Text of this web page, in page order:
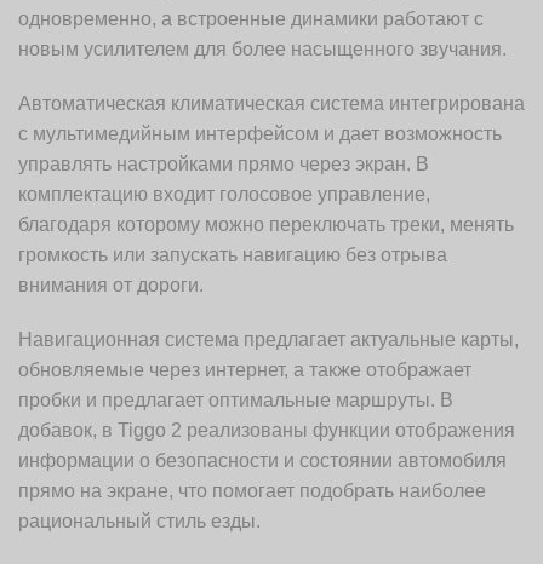
одновременно, а встроенные динамики работают с
новым усилителем для более насыщенного звучания.
Автоматическая климатическая система интегрирована
с мультимедийным интерфейсом и дает возможность
управлять настройками прямо через экран. В
комплектацию входит голосовое управление,
благодаря которому можно переключать треки, менять
громкость или запускать навигацию без отрыва
внимания от дороги.
Навигационная система предлагает актуальные карты,
обновляемые через интернет, а также отображает
пробки и предлагает оптимальные маршруты. В
добавок, в Tiggo 2 реализованы функции отображения
информации о безопасности и состоянии автомобиля
прямо на экране, что помогает подобрать наиболее
рациональный стиль езды.